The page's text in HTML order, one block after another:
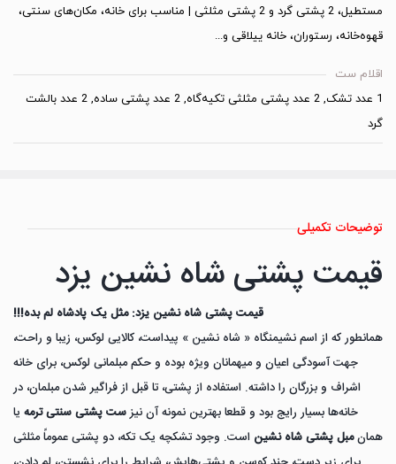
مستطیل، 2 پشتی گرد و 2 پشتی مثلثی | مناسب برای خانه، مکان‌های سنتی،
قهوه‌خانه، رستوران، خانه ییلاقی و...
اقلام ست
1 عدد تشک, 2 عدد پشتی مثلثی تکیه‌گاه, 2 عدد پشتی ساده, 2 عدد بالشت
گرد
توضیحات تکمیلی
قیمت پشتی شاه نشین یزد
قیمت پشتی شاه نشین یزد: مثل یک پادشاه لم بده!!!
همانطور که از اسم نشیمنگاه « شاه نشین » پیداست، کالایی لوکس، زیبا و راحت،
جهت آسودگی اعیان و میهمانان ویژه بوده و حکم مبلمانی لوکس، برای خانه
اشراف و بزرگان را داشته. استفاده از پشتی، تا قبل از فراگیر شدن مبلمان، در
خانه‌ها بسیار رایج بود و قطعا بهترین نمونه آن نیزست پشتی سنتی ترمه یا
همانمبل پشتی شاه نشین است. وجود تشکچه یک تکه، دو پشتی عموماً مثلثی